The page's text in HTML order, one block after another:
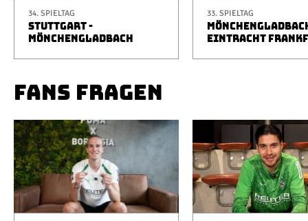
34. SPIELTAG
STUTTGART -
MÖNCHENGLADBACH
33. SPIELTAG
EINTRACHT
FANS FRAGEN